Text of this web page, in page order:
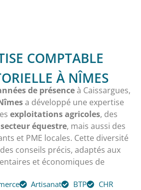
COMPTABLE
À NÎMES
de présenceà Caissargues,
a développé une expertise
exploitations agricoles, des
équestre, mais aussi des
et PME locales. Cette diversité
conseils précis, adaptés aux
et économiques de
Artisanat BTP
CHR